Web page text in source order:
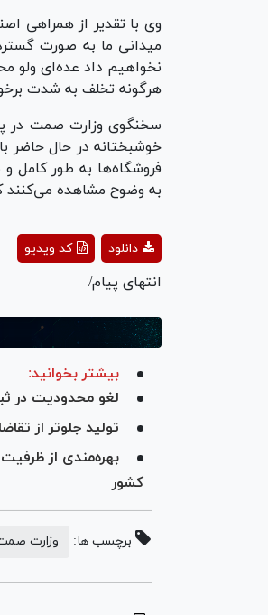
وی با تقدیر از همراهی
میدانی ما به صورت
نخواهیم داد عده‌ای ولو
هرگونه تخلف به شدت
سخنگوی وزارت صمت در
خوشبختانه در حال حاضر
فروشگاه‌ها به طور کامل
به وضوح مشاهده می‌کنند
کد ویدیو دانلود
انتهای پیام/
بیشتر بخوانید:
لغو محدودیت در
تولید جلوتر از
بهره‌مندی از
کشور
برچسب ها: وزارت